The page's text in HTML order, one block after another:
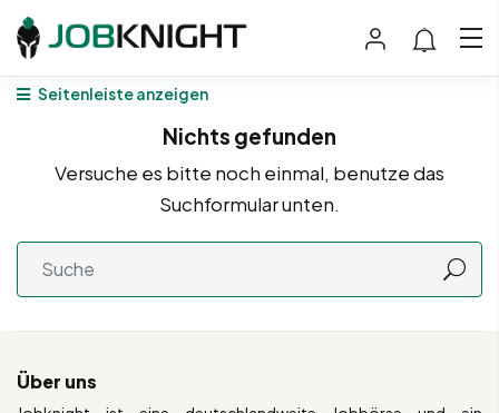
Seitenleiste anzeigen
Nichts gefunden
Versuche es bitte noch einmal, benutze das
Suchformular unten.
Über uns